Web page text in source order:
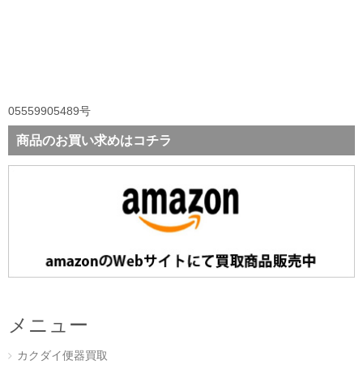
05559905489号
商品のお買い求めはコチラ
メニュー
カクダイ便器買取